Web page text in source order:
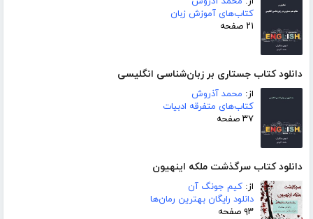
کتاب‌های آموزش زبان
۲۱ صفحه
دانلود کتاب جستاری بر زبان‌شناسی انگلیسی
از: محمد آذروش
کتاب‌های متفرقه ادبیات
۳۷ صفحه
دانلود کتاب سرگذشت ملکه اینهیون
از: کیم جونگ آن
دانلود رایگان بهترین رمان‌ها
۹۳ صفحه